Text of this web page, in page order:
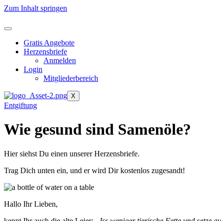
Zum Inhalt springen
Gratis Angebote
Herzensbriefe
Anmelden
Login
Mitgliederbereich
X
Entgiftung
Wie gesund sind Samenöle?
Hier siehst Du einen unserer Herzensbriefe.
Trag Dich unten ein, und er wird Dir kostenlos zugesandt!
Hallo Ihr Lieben,